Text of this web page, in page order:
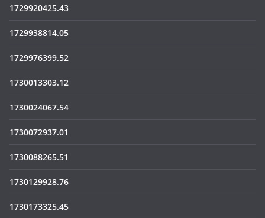
1729920425.43
1729938814.05
1729976399.52
1730013303.12
1730024067.54
1730072937.01
1730088265.51
1730129928.76
1730173325.45